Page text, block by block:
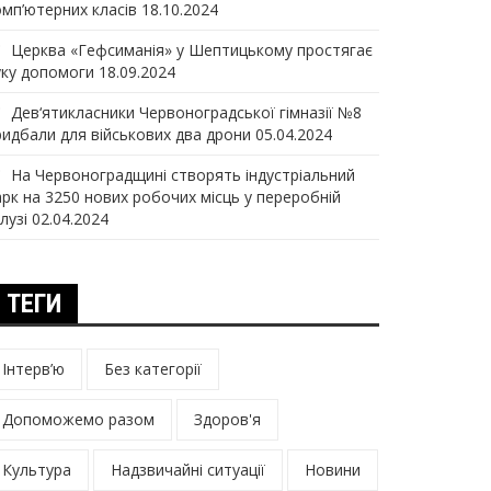
класів 18.10.2024
Церква «Гефсиманія» у Шептицькому простягає
допомоги 18.09.2024
Дев‘ятикласники Червоноградської гімназії №8
для військових два дрони 05.04.2024
На Червоноградщині створять індустріальний
на 3250 нових робочих місць у переробній
02.04.2024
ТЕГИ
Інтерв’ю Без категорії
Допоможемо разом Здоров'я
Культура Надзвичайні ситуації Новини